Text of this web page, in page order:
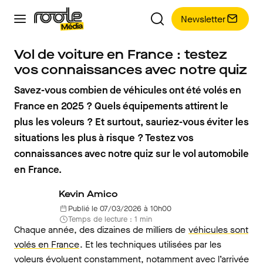
Newsletter
Vol de voiture en France : testez
vos connaissances avec notre quiz
Savez-vous combien de véhicules ont été volés en
France en 2025 ? Quels équipements attirent le
plus les voleurs ? Et surtout, sauriez-vous éviter les
situations les plus à risque ? Testez vos
connaissances avec notre quiz sur le vol automobile
en France.
Kevin Amico
Publié le 07/03/2026 à 10h00
Temps de lecture : 1 min
Chaque année, des dizaines de milliers de véhicules sont
volés en France. Et les techniques utilisées par les
voleurs évoluent constamment, notamment avec l’arrivée